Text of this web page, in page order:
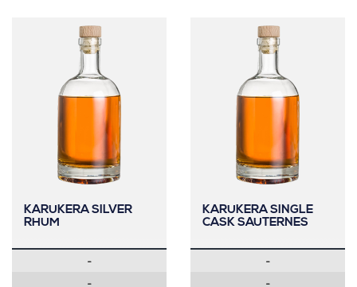
KARUKERA SILVER
RHUM
-
-
KARUKERA SINGLE
CASK SAUTERNES
-
-